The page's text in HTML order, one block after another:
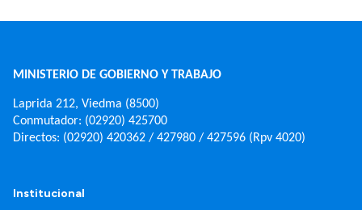
MINISTERIO DE GOBIERNO Y TRABAJO
Laprida 212, Viedma (8500)
Conmutador: (02920) 425700
Directos: (02920) 420362 / 427980 / 427596 (Rpv 4020)
Institucional